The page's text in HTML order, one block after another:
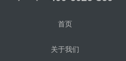
首页
关于我们